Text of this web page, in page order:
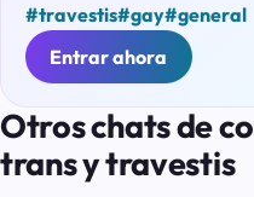
#travestis#gay#general
Entrar ahora
Otros chats de
trans y travestis